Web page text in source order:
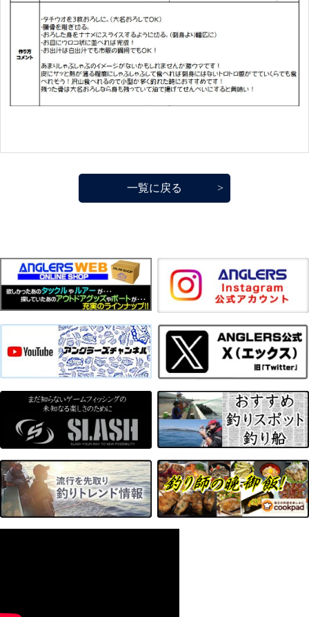
一覧に戻る